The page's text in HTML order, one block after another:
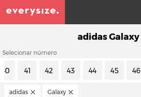
adidas Galaxy
Selecionar número
40 41 42 43 44 45 46
adidas Galaxy